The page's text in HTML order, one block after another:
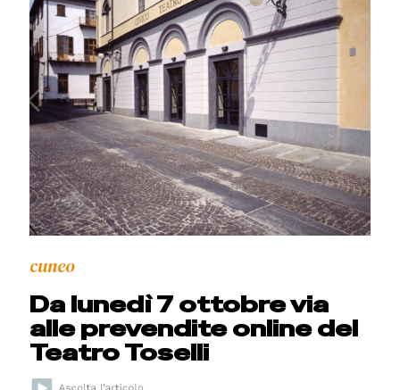
cuneo
Da lunedì 7 ottobre via
alle prevendite online del
Teatro Toselli